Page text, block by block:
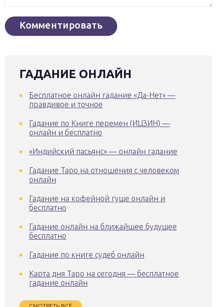
ГАДАНИЕ ОНЛАЙН
Бесплатное онлайн гадание «Да-Нет» —
правдивое и точное
Гадание по Книге перемен (ИЦЗИН) —
онлайн и бесплатно
«Индийский пасьянс» — онлайн гадание
Гадание Таро на отношения с человеком
онлайн
Гадание на кофейной гуще онлайн и
бесплатно
Гадание онлайн на ближайшее будущее
бесплатно
Гадание по книге судеб онлайн
Карта дня Таро на сегодня — бесплатное
гадание онлайн
СМОТРЕТЬ ВСЁ